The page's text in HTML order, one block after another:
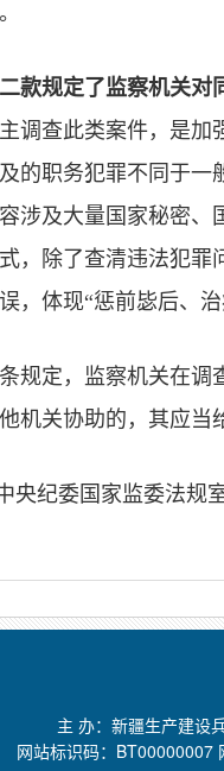
款规定了监察机关对
调查此类案件，是加
的职务犯罪不同于
涉及大量国家秘密
，除了查清违法犯罪
，体现“惩前毖后、治
规定，监察机关在调
机关协助的，其应当
央纪委国家监委法规
主 办：新疆生产建设
网站标识码：BT00000007